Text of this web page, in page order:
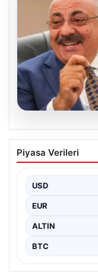
AKP’li
Eleştiri:
Son dönemde
ilişkilerin…
Piyasa Verileri
USD
EUR
ALTIN
BTC